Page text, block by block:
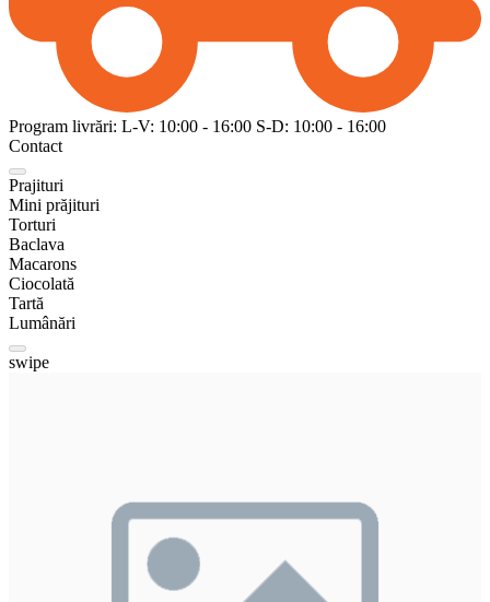
Program livrări: L-V: 10:00 - 16:00 S-D: 10:00 - 16:00
Contact
Prajituri
Mini prăjituri
Torturi
Baclava
Macarons
Ciocolată
Tartă
Lumânări
swipe